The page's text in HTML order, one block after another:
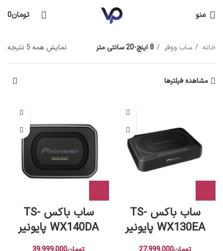
منو تومان0
خانه ساب ووفر 8 اینچ-20 سانتی متر نمایش همه 5 نتیجه
مشاهده فیلترها
ساب باکس TS-
WX130EA پایونیر
ساب باکس TS-
WX140DA پایونیر